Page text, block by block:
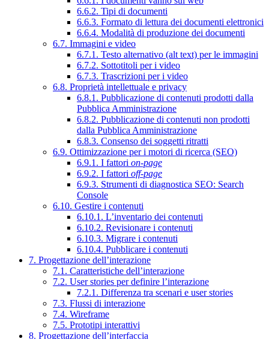
6.6.2. Tipi di documenti
6.6.3. Formato di lettura dei documenti elettronici
6.6.4. Modalità di produzione dei documenti
6.7. Immagini e video
6.7.1. Testo alternativo (alt text) per le immagini
6.7.2. Sottotitoli per i video
6.7.3. Trascrizioni per i video
6.8. Proprietà intellettuale e privacy
6.8.1. Pubblicazione di contenuti prodotti dalla
Pubblica Amministrazione
6.8.2. Pubblicazione di contenuti non prodotti
dalla Pubblica Amministrazione
6.8.3. Consenso dei soggetti ritratti
6.9. Ottimizzazione per i motori di ricerca (SEO)
6.9.1. I fattori on-page
6.9.2. I fattori off-page
6.9.3. Strumenti di diagnostica SEO: Search
Console
6.10. Gestire i contenuti
6.10.1. L’inventario dei contenuti
6.10.2. Revisionare i contenuti
6.10.3. Migrare i contenuti
6.10.4. Pubblicare i contenuti
7. Progettazione dell’interazione
7.1. Caratteristiche dell’interazione
7.2. User stories per definire l’interazione
7.2.1. Differenza tra scenari e user stories
7.3. Flussi di interazione
7.4. Wireframe
7.5. Prototipi interattivi
8. Progettazione dell’interfaccia